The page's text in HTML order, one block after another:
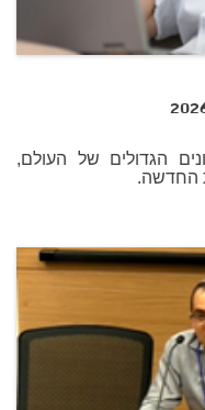
הגדולים של העולם,
החדשה.